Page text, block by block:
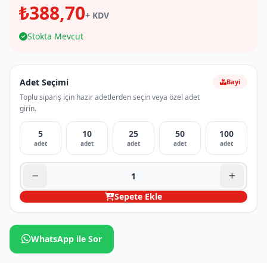
₺388,70+ KDV
Stokta Mevcut
Adet Seçimi
Toplu sipariş için hazır adetlerden seçin veya özel adet
girin.
Bayi
5
adet
10
adet
25
adet
50
adet
100
adet
Sepete Ekle
WhatsApp ile Sor